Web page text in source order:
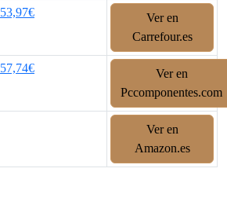
53,97€
Ver en
Carrefour.es
57,74€
Ver en
Pccomponentes.com
Ver en
Amazon.es